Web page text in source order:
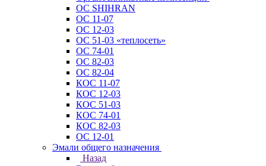
ОС SHIHRAN
ОС 11-07
ОС 12-03
ОС 51-03 «теплосеть»
ОС 74-01
ОС 82-03
ОС 82-04
КОС 11-07
КОС 12-03
КОС 51-03
КОС 74-01
КОС 82-03
ОС 12-01
Эмали общего назначения
Назад